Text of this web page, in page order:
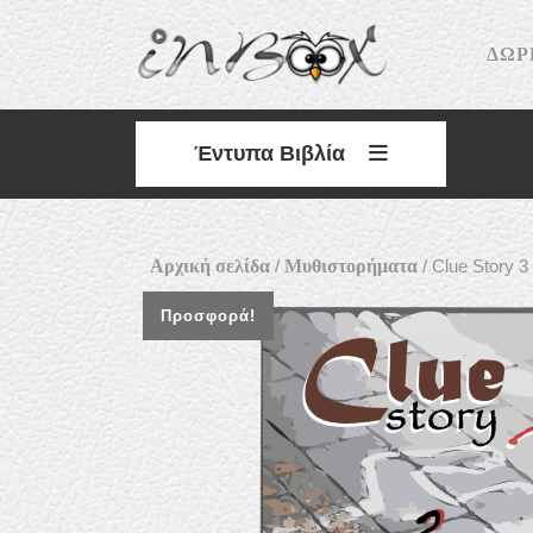
Skip
to
content
Έντυπα Βιβλία
Αρχική σελίδα/ Μυθιστορήματα / Clue Story 3
Προσφορά!